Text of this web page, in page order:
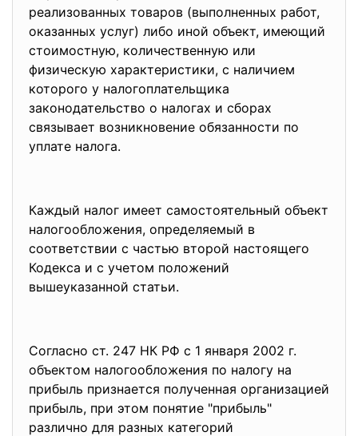
реализованных товаров (выполненных работ,
оказанных услуг) либо иной объект, имеющий
стоимостную, количественную или
физическую характеристики, с наличием
которого у налогоплательщика
законодательство о налогах и сборах
связывает возникновение обязанности по
уплате налога.
Каждый налог имеет самостоятельный объект
налогообложения, определяемый в
соответствии с частью второй настоящего
Кодекса и с учетом положений
вышеуказанной статьи.
Согласно ст. 247 НК РФ с 1 января 2002 г.
объектом налогообложения по налогу на
прибыль признается полученная организацией
прибыль, при этом понятие "прибыль"
различно для разных категорий